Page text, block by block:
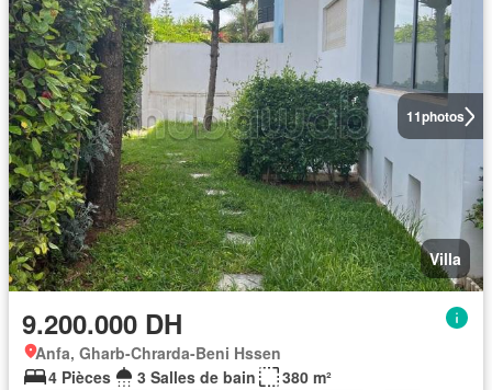
11photos
Villa
9.200.000 DH
Anfa, Gharb-Chrarda-Beni Hssen
4 Pièces
3 Salles de bain
380 m²